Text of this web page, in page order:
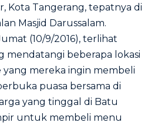
Kota Tangerang, tepatnya di
Masjid Darussalam.
(10/9/2016), terlihat
mendatangi beberapa lokasi
mereka ingin membeli
puasa bersama di
yang tinggal di Batu
untuk membeli menu